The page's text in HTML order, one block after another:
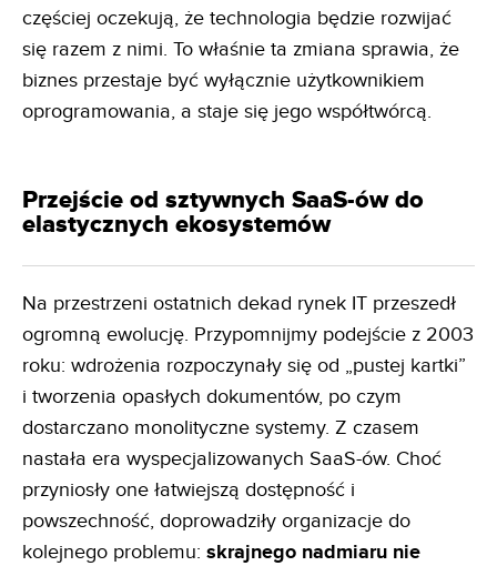
częściej oczekują, że technologia będzie rozwijać
się razem z nimi. To właśnie ta zmiana sprawia, że
biznes przestaje być wyłącznie użytkownikiem
oprogramowania, a staje się jego współtwórcą.
Przejście od sztywnych SaaS-ów do
elastycznych ekosystemów
Na przestrzeni ostatnich dekad rynek IT przeszedł
ogromną ewolucję. Przypomnijmy podejście z 2003
roku: wdrożenia rozpoczynały się od „pustej kartki”
i tworzenia opasłych dokumentów, po czym
dostarczano monolityczne systemy. Z czasem
nastała era wyspecjalizowanych SaaS-ów. Choć
przyniosły one łatwiejszą dostępność i
powszechność, doprowadziły organizacje do
kolejnego problemu: skrajnego nadmiaru nie